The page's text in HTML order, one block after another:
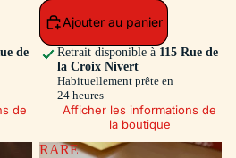
de
de
Ajouter au panier
Retrait disponible à 115 Rue de
la Croix Nivert
Habituellement prête en
24 heures
Afficher les informations de
la boutique
RARE